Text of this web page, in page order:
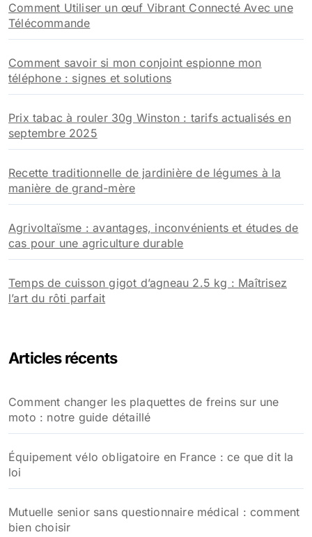
Comment Utiliser un œuf Vibrant Connecté Avec une
Télécommande
Comment savoir si mon conjoint espionne mon
téléphone : signes et solutions
Prix tabac à rouler 30g Winston : tarifs actualisés en
septembre 2025
Recette traditionnelle de jardinière de légumes à la
manière de grand-mère
Agrivoltaïsme : avantages, inconvénients et études de
cas pour une agriculture durable
Temps de cuisson gigot d’agneau 2.5 kg : Maîtrisez
l’art du rôti parfait
Articles récents
Comment changer les plaquettes de freins sur une
moto : notre guide détaillé
Équipement vélo obligatoire en France : ce que dit la
loi
Mutuelle senior sans questionnaire médical : comment
bien choisir